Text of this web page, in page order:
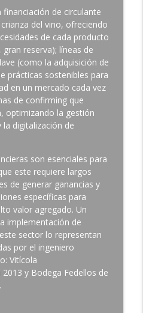
está
conservación de
global
para llevar la IA al
y modernizar el
convertir la innovación
Canarias
que ser sostenible
rentable
de la televisión
tejido vivo
info_outline
de circulante
del vino, ofreciendo
de cada producto
reserva); líneas de
(como la adquisición de
prácticas sostenibles para
en un mercado cada vez
de confirming que
optimizando la gestión
digitalización de
son esenciales para
este requiere largos
de generar ganancias y
específicas para
valor agregado. Un
implementación de
sector lo representan
por el ingeniero
Vitícola
y Bodega Fedellos de